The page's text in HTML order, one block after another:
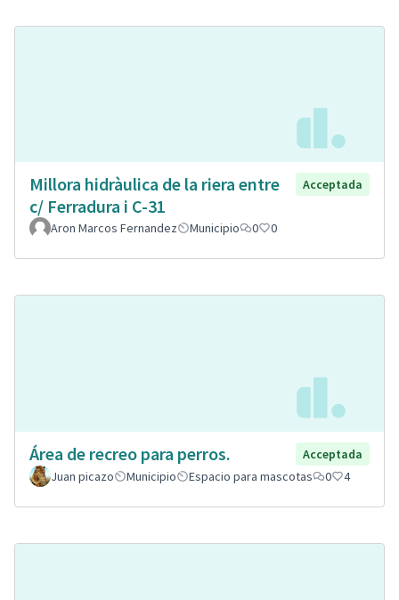
Millora hidràulica de la riera entre
c/ Ferradura i C-31
Acceptada
Aron Marcos Fernandez Municipio 0 0
Área de recreo para perros.
Acceptada
Juan picazo
Municipio Espacio para mascotas 0 4